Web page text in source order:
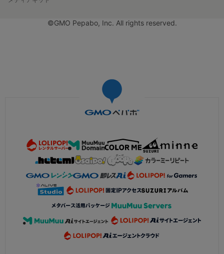
©GMO Pepabo, Inc. All rights reserved.